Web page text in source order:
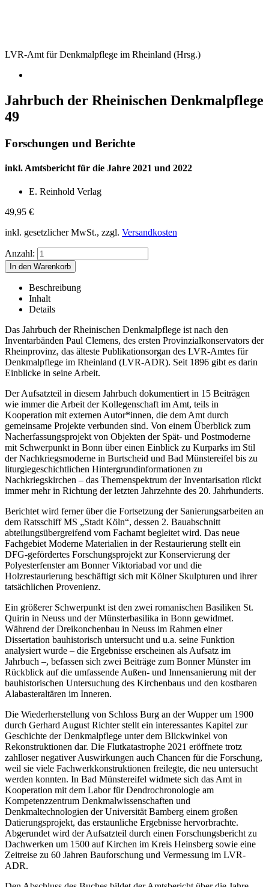
LVR-Amt für Denkmalpflege im Rheinland (Hrsg.)
Jahrbuch der Rheinischen Denkmalpflege
49
Forschungen und Berichte
inkl. Amtsbericht für die Jahre 2021 und 2022
E. Reinhold Verlag
49,95 €
inkl. gesetzlicher MwSt., zzgl. Versandkosten
Anzahl:
Beschreibung
Inhalt
Details
Das Jahrbuch der Rheinischen Denkmalpflege ist nach den
Inventarbänden Paul Clemens, des ersten Provinzialkonservators der
Rheinprovinz, das älteste Publikationsorgan des LVR-Amtes für
Denkmalpflege im Rheinland (LVR-ADR). Seit 1896 gibt es darin
Einblicke in seine Arbeit.
Der Aufsatzteil in diesem Jahrbuch dokumentiert in 15 Beiträgen
wie immer die Arbeit der Kollegenschaft im Amt, teils in
Kooperation mit externen Autor*innen, die dem Amt durch
gemeinsame Projekte verbunden sind. Von einem Überblick zum
Nacherfassungsprojekt von Objekten der Spät- und Postmoderne
mit Schwerpunkt in Bonn über einen Einblick zu Kurparks im Stil
der Nachkriegsmoderne in Burtscheid und Bad Münstereifel bis zu
liturgiegeschichtlichen Hintergrundinformationen zu
Nachkriegskirchen – das Themenspektrum der Inventarisation rückt
immer mehr in Richtung der letzten Jahrzehnte des 20. Jahrhunderts.
Berichtet wird ferner über die Fortsetzung der Sanierungsarbeiten an
dem Ratsschiff MS „Stadt Köln“, dessen 2. Bauabschnitt
abteilungsübergreifend vom Fachamt begleitet wird. Das neue
Fachgebiet Moderne Materialien in der Restaurierung stellt ein
DFG-gefördertes Forschungsprojekt zur Konservierung der
Polyesterfenster am Bonner Viktoriabad vor und die
Holzrestaurierung beschäftigt sich mit Kölner Skulpturen und ihrer
tatsächlichen Provenienz.
Ein größerer Schwerpunkt ist den zwei romanischen Basiliken St.
Quirin in Neuss und der Münsterbasilika in Bonn gewidmet.
Während der Dreikonchenbau in Neuss im Rahmen einer
Dissertation bauhistorisch untersucht und u.a. seine Funktion
analysiert wurde – die Ergebnisse erscheinen als Aufsatz im
Jahrbuch –, befassen sich zwei Beiträge zum Bonner Münster im
Rückblick auf die umfassende Außen- und Innensanierung mit der
bauhistorischen Untersuchung des Kirchenbaus und den kostbaren
Alabasteraltären im Inneren.
Die Wiederherstellung von Schloss Burg an der Wupper um 1900
durch Gerhard August Richter stellt ein interessantes Kapitel zur
Geschichte der Denkmalpflege unter dem Blickwinkel von
Rekonstruktionen dar. Die Flutkatastrophe 2021 eröffnete trotz
zahlloser negativer Auswirkungen auch Chancen für die Forschung,
weil sie viele Fachwerkkonstruktionen freilegte, die neu untersucht
werden konnten. In Bad Münstereifel widmete sich das Amt in
Kooperation mit dem Labor für Dendrochronologie am
Kompetenzzentrum Denkmalwissenschaften und
Denkmaltechnologien der Universität Bamberg einem großen
Datierungsprojekt, das erstaunliche Ergebnisse hervorbrachte.
Abgerundet wird der Aufsatzteil durch einen Forschungsbericht zu
Dachwerken um 1500 auf Kirchen im Kreis Heinsberg sowie eine
Zeitreise zu 60 Jahren Bauforschung und Vermessung im LVR-
ADR.